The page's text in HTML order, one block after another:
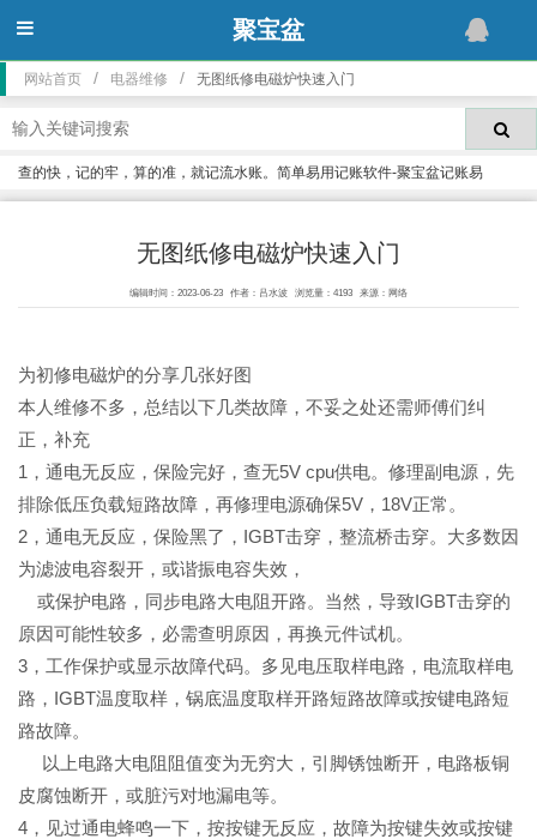
聚宝盆
网站首页 / 电器维修 / 无图纸修电磁炉快速入门
查的快，记的牢，算的准，就记流水账。简单易用记账软件-聚宝盆记账易
无图纸修电磁炉快速入门
编辑时间：2023-06-23 作者：吕水波 浏览量：4193 来源：网络
为初修电磁炉的分享几张好图
本人维修不多，总结以下几类故障，不妥之处还需师傅们纠
正，补充
1，通电无反应，保险完好，查无5V cpu供电。修理副电源，先
排除低压负载短路故障，再修理电源确保5V，18V正常。
2，通电无反应，保险黑了，IGBT击穿，整流桥击穿。大多数因
为滤波电容裂开，或谐振电容失效，
或保护电路，同步电路大电阻开路。当然，导致IGBT击穿的
原因可能性较多，必需查明原因，再换元件试机。
3，工作保护或显示故障代码。多见电压取样电路，电流取样电
路，IGBT温度取样，锅底温度取样开路短路故障或按键电路短
路故障。
以上电路大电阻阻值变为无穷大，引脚锈蚀断开，电路板铜
皮腐蚀断开，或脏污对地漏电等。
4，见过通电蜂鸣一下，按按键无反应，故障为按键失效或按键